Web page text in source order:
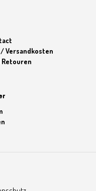
Versandkosten
Retouren